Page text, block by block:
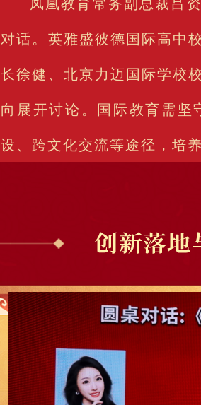
对话。英雅盛彼德国际高中
长徐健、北京力迈国际学校
向展开讨论。国际教育需坚
设、跨文化交流等途径，培